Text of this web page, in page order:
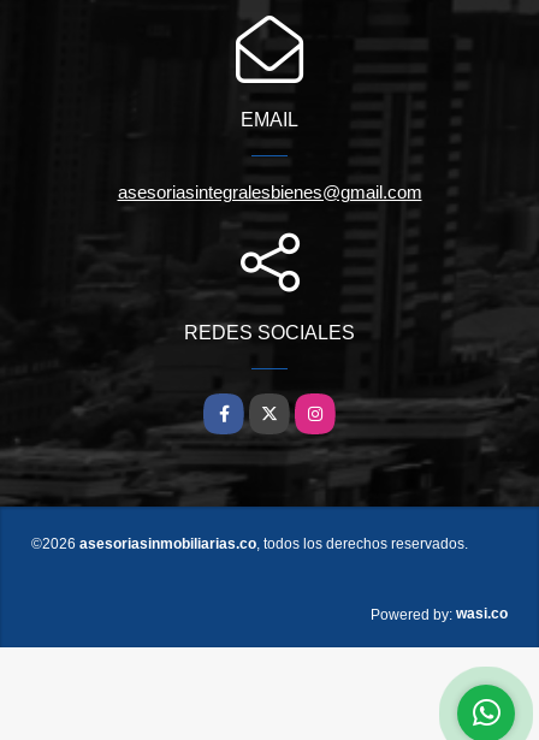
EMAIL
asesoriasintegralesbienes@gmail.com
REDES SOCIALES
Facebook
X Instagram
©2026 asesoriasinmobiliarias.co, todos los derechos reservados.
Powered by: wasi.co